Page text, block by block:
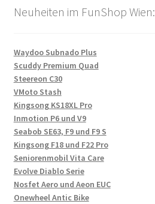
Neuheiten im FunShop Wien:
Waydoo Subnado Plus
Scuddy Premium Quad
Steereon C30
VMoto Stash
Kingsong KS18XL Pro
Inmotion P6 und V9
Seabob SE63, F9 und F9 S
Kingsong F18 und F22 Pro
Seniorenmobil Vita Care
Evolve Diablo Serie
Nosfet Aero und Aeon EUC
Onewheel Antic Bike